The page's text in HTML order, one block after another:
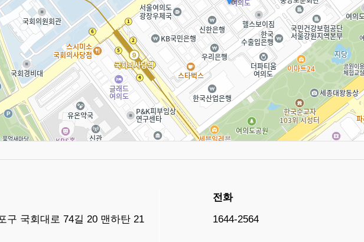
구 국회대로 74길 20 맨하탄 21
전화
1644-2564